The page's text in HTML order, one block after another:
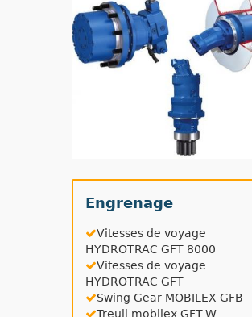
Engrenage
Vitesses de voyage
HYDROTRAC GFT 8000
Vitesses de voyage
HYDROTRAC GFT
Swing Gear MOBILEX GFB
Treuil mobilex GFT-W